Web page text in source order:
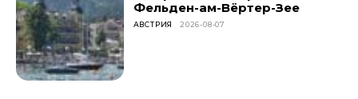
Фельден-ам-Вёртер-Зее
АВСТРИЯ 2026-08-07